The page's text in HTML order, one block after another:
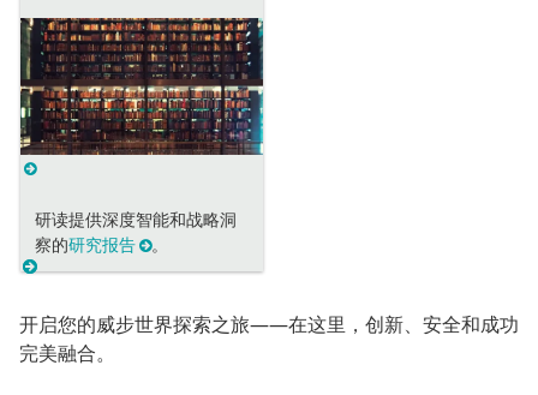
研读提供深度智能和战略洞
察的研究报告 。
开启您的威步世界探索之旅——在这里，创新、安全和成功
完美融合。